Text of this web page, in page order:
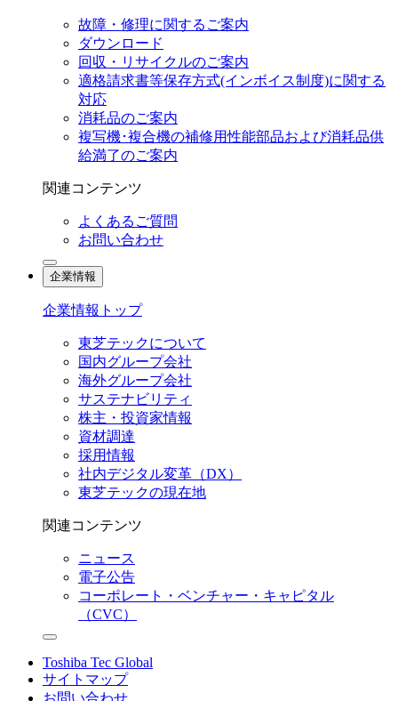
故障・修理に関するご案内
ダウンロード
回収・リサイクルのご案内
適格請求書等保存方式(インボイス制度)に関する
対応
消耗品のご案内
複写機･複合機の補修用性能部品および消耗品供
給満了のご案内
関連コンテンツ
よくあるご質問
お問い合わせ
企業情報
企業情報トップ
東芝テックについて
国内グループ会社
海外グループ会社
サステナビリティ
株主・投資家情報
資材調達
採用情報
社内デジタル変革（DX）
東芝テックの現在地
関連コンテンツ
ニュース
電子公告
コーポレート・ベンチャー・キャピタル
（CVC）
Toshiba Tec Global
サイトマップ
お問い合わせ